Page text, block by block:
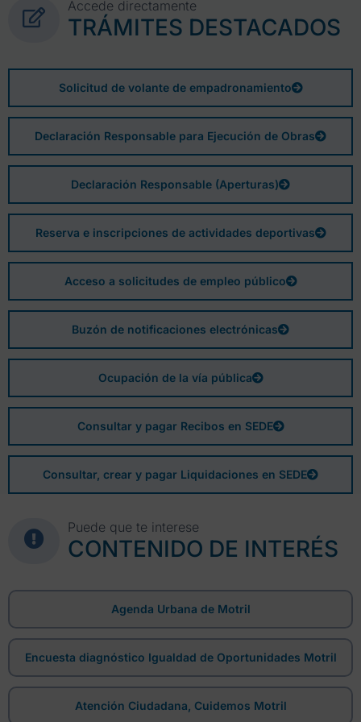
Accede directamente
TRÁMITES DESTACADOS
Solicitud de volante de empadronamiento
Declaración Responsable para Ejecución de Obras
Declaración Responsable (Aperturas)
Reserva e inscripciones de actividades deportivas
Acceso a solicitudes de empleo público
Buzón de notificaciones electrónicas
Ocupación de la vía pública
Consultar y pagar Recibos en SEDE
Consultar, crear y pagar Liquidaciones en SEDE
Puede que te interese
CONTENIDO DE INTERÉS
Agenda Urbana de Motril
Encuesta diagnóstico Igualdad de Oportunidades Motril
Atención Ciudadana, Cuidemos Motril